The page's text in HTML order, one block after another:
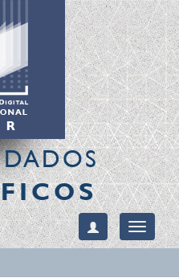
Toggle